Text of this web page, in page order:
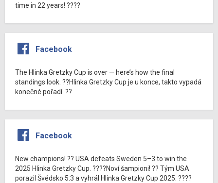
time in 22 years! ????
Facebook
The Hlinka Gretzky Cup is over — here’s how the final
standings look. ??Hlinka Gretzky Cup je u konce, takto vypadá
konečné pořadí. ??
Facebook
New champions! ?? USA defeats Sweden 5–3 to win the
2025 Hlinka Gretzky Cup. ????Noví šampioni! ?? Tým USA
porazil Švédsko 5:3 a vyhrál Hlinka Gretzky Cup 2025. ????